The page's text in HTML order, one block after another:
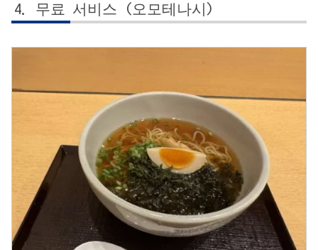
무료 서비스 (오모테나시)